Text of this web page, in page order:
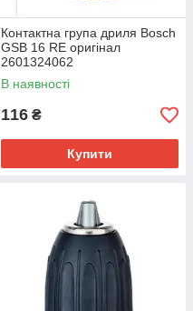
Контактна група дриля Bosch
GSB 16 RE оригінал
2601324062
В наявності
116 ₴
Купити